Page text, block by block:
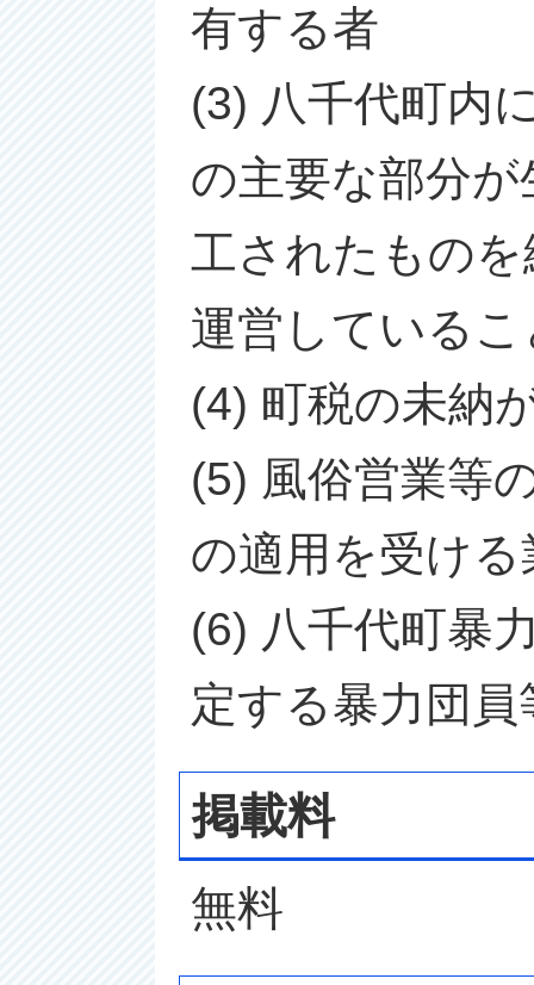
有する者
(3) 八千代町内
の主要な部分
工されたもの
運営しているこ
(4) 町税の未納
(5) 風俗営業等
の適用を受け
(6) 八千代町暴
定する暴力団
掲載料
無料